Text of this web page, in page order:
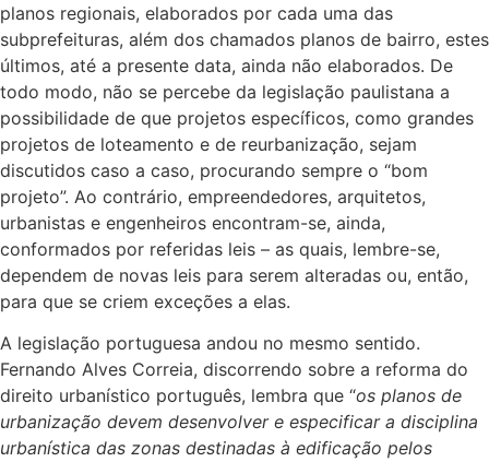
planos regionais, elaborados por cada uma das
subprefeituras, além dos chamados planos de bairro, estes
últimos, até a presente data, ainda não elaborados. De
todo modo, não se percebe da legislação paulistana a
possibilidade de que projetos específicos, como grandes
projetos de loteamento e de reurbanização, sejam
discutidos caso a caso, procurando sempre o “bom
projeto”. Ao contrário, empreendedores, arquitetos,
urbanistas e engenheiros encontram-se, ainda,
conformados por referidas leis – as quais, lembre-se,
dependem de novas leis para serem alteradas ou, então,
para que se criem exceções a elas.
A legislação portuguesa andou no mesmo sentido.
Fernando Alves Correia, discorrendo sobre a reforma do
direito urbanístico português, lembra que “os planos de
urbanização devem desenvolver e especificar a disciplina
urbanística das zonas destinadas à edificação pelos